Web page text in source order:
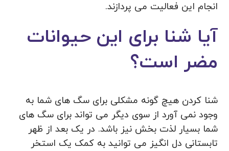
انجام این فعالیت می پردازند.
آیا شنا برای این حیوانات
مضر است؟
شنا کردن هیچ گونه مشکلی برای سگ های شما به
وجود نمی آورد از سوی دیگر می تواند برای سگ های
شما بسیار لذت بخش نیز باشد. در یک بعد از ظهر
تابستانی دل انگیز می توانید به کمک یک استخر